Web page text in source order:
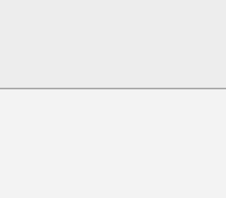
ЭКОЛОГИИ ТОҶИК!